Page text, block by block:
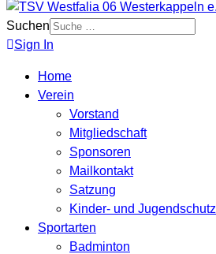
Suchen
Sign In
Home
Verein
Vorstand
Mitgliedschaft
Sponsoren
Mailkontakt
Satzung
Kinder- und Jugendschutz
Sportarten
Badminton